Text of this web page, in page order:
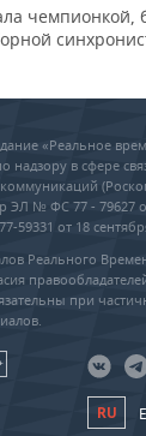
чемпионкой,
«Реальное
надзору в сфере
ЭЛ № ФС 77 - 79627
59331 от 18
Реального
при
RU